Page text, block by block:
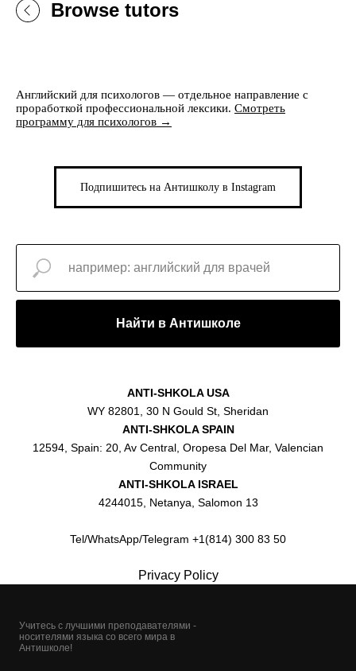
Browse tutors
Английский для психологов — отдельное направление с
проработкой профессиональной лексики. Смотреть
программу для психологов →
Подпишитесь на Антишколу в Instagram
Найти в Антишколе
ANTI-SHKOLA USA
WY 82801, 30 N Gould St, Sheridan
ANTI-SHKOLA SPAIN
12594, Spain: 20, Av Central, Oropesa Del Mar, Valencian
Community
ANTI-SHKOLA ISRAEL
4244015, Netanya, Salomon 13
Tel/WhatsApp/Telegram +1(814) 300 83 50
Privacy Policy
Учитесь с лучшими преподавателями -
носителями языка со всего мира в
Антишколе!